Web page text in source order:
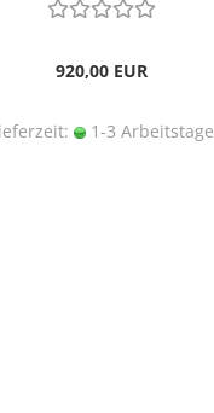
920,00 EUR
1-3 Arbeitstage